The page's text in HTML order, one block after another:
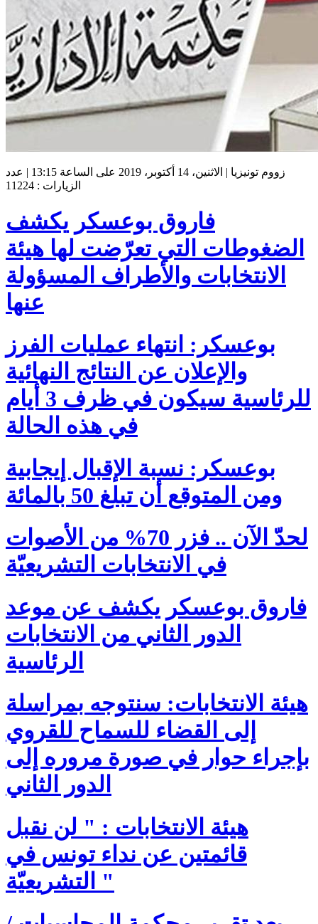
زووم تونيزيا | الاثنين، 14 أكتوبر، 2019 على الساعة 13:15 | عدد
الزيارات : 11224
فاروق بوعسكر يكشف
الضغوطات التي تعرّضت لها هيئة
الانتخابات والأطراف المسؤولة
عنها
بوعسكر: انتهاء عمليات الفرز
والإعلان عن النتائج النهائية
للرئاسية سيكون في ظرف 3 أيام
في هذه الحالة
بوعسكر: نسبة الإقبال إيجابية
ومن المتوقع أن تبلغ 50 بالمائة
لحدّ الآن .. فزر 70% من الأصوات
في الانتخابات التشريعيّة
فاروق بوعسكر يكشف عن موعد
الدور الثاني من الانتخابات
الرئاسية
هيئة الانتخابات: سنتوجه بمراسلة
إلى القضاء للسماح للقروي
بإجراء حوار في صورة مروره إلى
الدور الثاني
هيئة الانتخابات : " لن نقبل
قائمتين عن نداء تونس في
التشريعيّة "